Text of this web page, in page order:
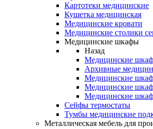
Картотеки медицинские
Кушетка медицинская
Медицинские кровати
Медицинские столики
Медицинские шкафы
Назад
Медицинские
Архивные
Медицинские
Медицинские
Медицинские
Сейфы термостаты
Тумбы медицинские
Металлическая мебель для